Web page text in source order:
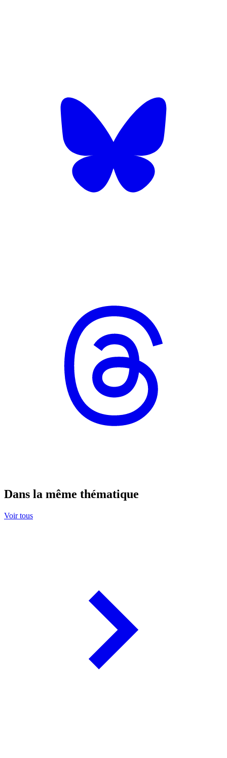
Dans la même thématique
Voir tous